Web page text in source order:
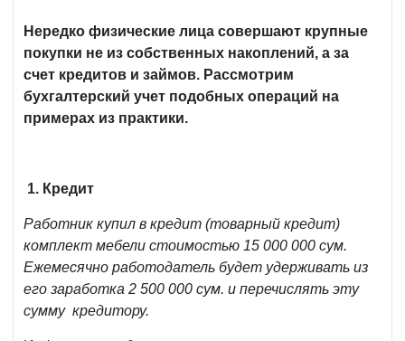
Нередко физические лица совершают крупные
покупки не из собственных накоплений, а за
счет кредитов и займов. Рассмотрим
бухгалтерский учет подобных операций на
примерах из практики.
1. Кредит
Работник купил в кредит (товарный кредит)
комплект мебели стоимостью 15 000 000 сум.
Ежемесячно работодатель будет удерживать из
его заработка 2 500 000 сум. и перечислять эту
сумму кредитору.